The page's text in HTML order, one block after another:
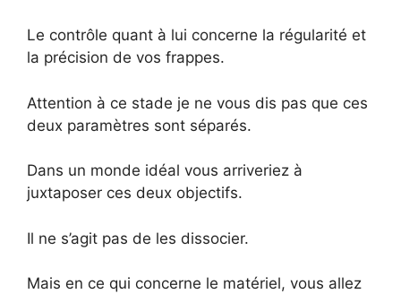
Le contrôle quant à lui concerne la régularité et
la précision de vos frappes.
Attention à ce stade je ne vous dis pas que ces
deux paramètres sont séparés.
Dans un monde idéal vous arriveriez à
juxtaposer ces deux objectifs.
Il ne s’agit pas de les dissocier.
Mais en ce qui concerne le matériel, vous allez